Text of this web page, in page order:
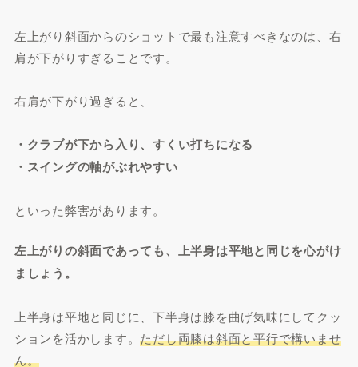
左上がり斜面からのショットで最も注意すべきなのは、右
肩が下がりすぎることです。
右肩が下がり過ぎると、
・クラブが下から入り、すくい打ちになる
・スイングの軸がぶれやすい
といった弊害があります。
左上がりの斜面であっても、上半身は平地と同じを心がけ
ましょう。
上半身は平地と同じに、下半身は膝を曲げ気味にしてクッ
ションを活かします。ただし両膝は斜面と平行で構いませ
ん。